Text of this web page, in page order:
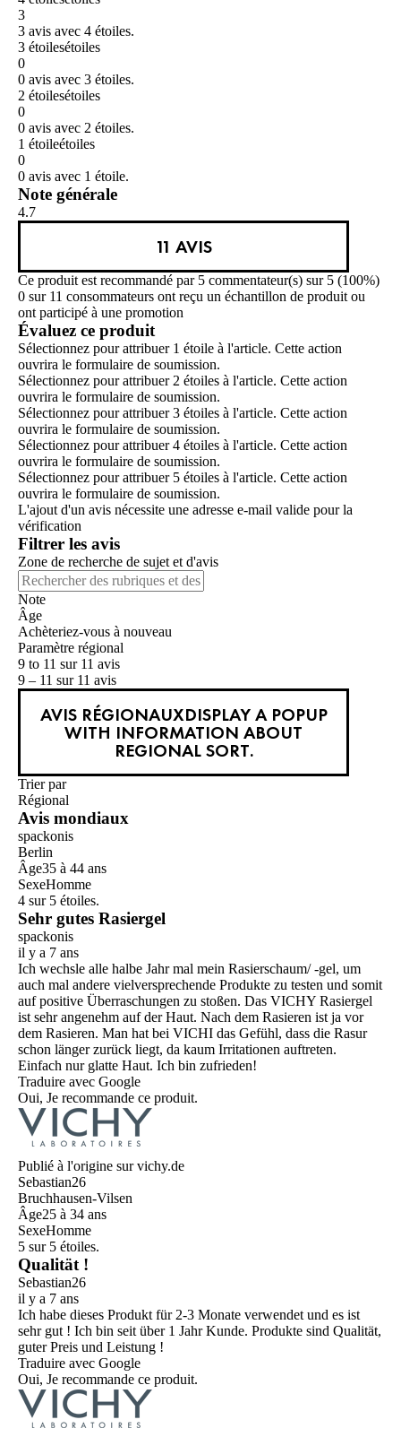
3
3 avis avec 4 étoiles.
3 étoilesétoiles
0
0 avis avec 3 étoiles.
2 étoilesétoiles
0
0 avis avec 2 étoiles.
1 étoileétoiles
0
0 avis avec 1 étoile.
Note générale
4.7
11 AVIS
Ce produit est recommandé par 5 commentateur(s) sur 5 (100%)
0 sur 11 consommateurs ont reçu un échantillon de produit ou
ont participé à une promotion
Évaluez ce produit
Sélectionnez pour attribuer 1 étoile à l'article. Cette action
ouvrira le formulaire de soumission.
Sélectionnez pour attribuer 2 étoiles à l'article. Cette action
ouvrira le formulaire de soumission.
Sélectionnez pour attribuer 3 étoiles à l'article. Cette action
ouvrira le formulaire de soumission.
Sélectionnez pour attribuer 4 étoiles à l'article. Cette action
ouvrira le formulaire de soumission.
Sélectionnez pour attribuer 5 étoiles à l'article. Cette action
ouvrira le formulaire de soumission.
L'ajout d'un avis nécessite une adresse e-mail valide pour la
vérification
Filtrer les avis
Zone de recherche de sujet et d'avis
Note
Âge
Achèteriez-vous à nouveau
Paramètre régional
9 to 11 sur 11 avis
9 – 11 sur 11 avis
AVIS RÉGIONAUXDISPLAY A POPUP
WITH INFORMATION ABOUT
REGIONAL SORT.
Trier par
Régional
Avis mondiaux
spackonis
Berlin
Âge35 à 44 ans
SexeHomme
4 sur 5 étoiles.
Sehr gutes Rasiergel
spackonis
il y a 7 ans
Ich wechsle alle halbe Jahr mal mein Rasierschaum/ -gel, um
auch mal andere vielversprechende Produkte zu testen und somit
auf positive Überraschungen zu stoßen. Das VICHY Rasiergel
ist sehr angenehm auf der Haut. Nach dem Rasieren ist ja vor
dem Rasieren. Man hat bei VICHI das Gefühl, dass die Rasur
schon länger zurück liegt, da kaum Irritationen auftreten.
Einfach nur glatte Haut. Ich bin zufrieden!
Traduire avec Google
Oui, Je recommande ce produit.
Publié à l'origine sur vichy.de
Sebastian26
Bruchhausen-Vilsen
Âge25 à 34 ans
SexeHomme
5 sur 5 étoiles.
Qualität !
Sebastian26
il y a 7 ans
Ich habe dieses Produkt für 2-3 Monate verwendet und es ist
sehr gut ! Ich bin seit über 1 Jahr Kunde. Produkte sind Qualität,
guter Preis und Leistung !
Traduire avec Google
Oui, Je recommande ce produit.